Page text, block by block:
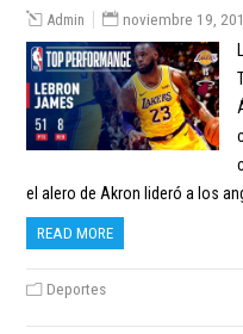
Admin noviembre 19,
el alero de Akron lideró a los
READ MORE
Deportes